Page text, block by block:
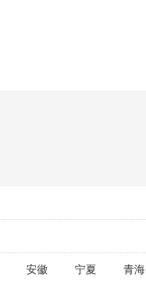
安徽 宁夏 青海